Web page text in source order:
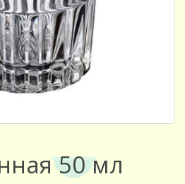
50 мл